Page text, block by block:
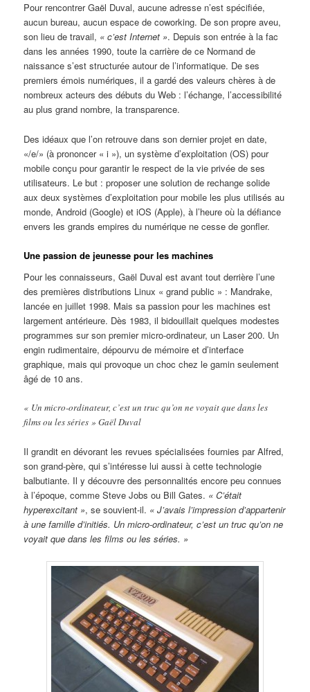
Pour rencontrer Gaël Duval, aucune adresse n’est spécifiée,
aucun bureau, aucun espace de coworking. De son propre aveu,
son lieu de travail, « c’est Internet ». Depuis son entrée à la fac
dans les années 1990, toute la carrière de ce Normand de
naissance s’est structurée autour de l’informatique. De ses
premiers émois numériques, il a gardé des valeurs chères à de
nombreux acteurs des débuts du Web : l’échange, l’accessibilité
au plus grand nombre, la transparence.
Des idéaux que l’on retrouve dans son dernier projet en date,
«/e/» (à prononcer « i »), un système d’exploitation (OS) pour
mobile conçu pour garantir le respect de la vie privée de ses
utilisateurs. Le but : proposer une solution de rechange solide
aux deux systèmes d’exploitation pour mobile les plus utilisés au
monde, Android (Google) et iOS (Apple), à l’heure où la défiance
envers les grands empires du numérique ne cesse de gonfler.
Une passion de jeunesse pour les machines
Pour les connaisseurs, Gaël Duval est avant tout derrière l’une
des premières distributions Linux « grand public » : Mandrake,
lancée en juillet 1998. Mais sa passion pour les machines est
largement antérieure. Dès 1983, il bidouillait quelques modestes
programmes sur son premier micro-ordinateur, un Laser 200. Un
engin rudimentaire, dépourvu de mémoire et d’interface
graphique, mais qui provoque un choc chez le gamin seulement
âgé de 10 ans.
« Un micro-ordinateur, c’est un truc qu’on ne voyait que dans les
films ou les séries » Gaël Duval
Il grandit en dévorant les revues spécialisées fournies par Alfred,
son grand-père, qui s’intéresse lui aussi à cette technologie
balbutiante. Il y découvre des personnalités encore peu connues
à l’époque, comme Steve Jobs ou Bill Gates. « C’était
hyperexcitant », se souvient-il. « J’avais l’impression d’appartenir
à une famille d’initiés. Un micro-ordinateur, c’est un truc qu’on ne
voyait que dans les films ou les séries. »